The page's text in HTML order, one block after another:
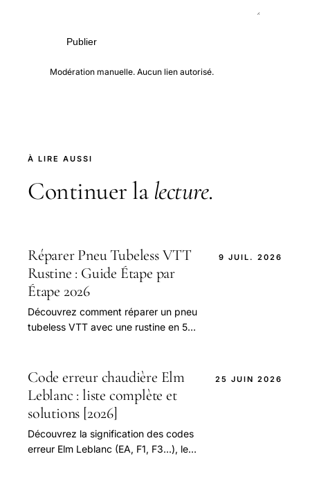
Publier
Modération manuelle. Aucun lien autorisé.
À LIRE AUSSI
Continuer la lecture.
Réparer Pneu Tubeless VTT
Rustine : Guide Étape par
Étape 2026
Découvrez comment réparer un pneu
tubeless VTT avec une rustine en 5
pour une réparation efficace et
sécuritaire. Économisez jusqu'à 50%
en réparant vous-même
9 JUIL. 2026
Code erreur chaudière Elm
Leblanc : liste complète et
solutions [2026]
Découvrez la signification des codes
erreur Elm Leblanc (EA, F1, F3...), les
25 JUIN 2026